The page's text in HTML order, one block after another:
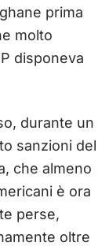
prima
molto
disponeva
durante un
sanzioni del
che almeno
è ora
perse,
oltre